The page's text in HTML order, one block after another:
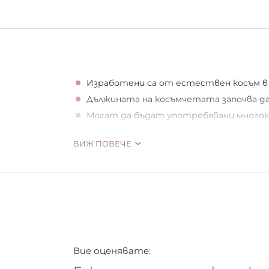
Изработени са от естествен косъм
Дължината на косъмчетата започва
Могат да бъдат употребявани
Правят погледа Ви неповторим и
Подходящи за хора с чувствителни
Лепилото няма да раздразни очите
Опаковката съдържа:
ВИЖ ПОВЕЧЕ
Вие оценявате: